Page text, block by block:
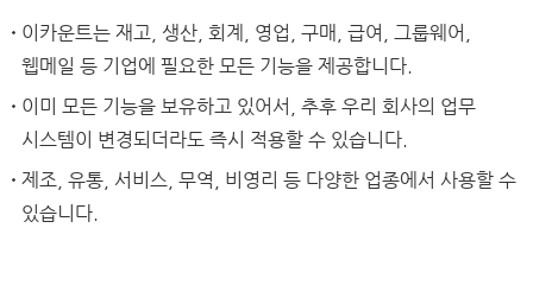
이카운트는 재고, 생산, 회계, 영업, 구매, 급여, 그룹웨어,
웹메일 등 기업에 필요한 모든 기능을 제공합니다.
이미 모든 기능을 보유하고 있어서, 추후 우리 회사의 업무
시스템이 변경되더라도 즉시 적용할 수 있습니다.
제조, 유통, 서비스, 무역, 비영리 등 다양한 업종에서 사용할 수
있습니다.